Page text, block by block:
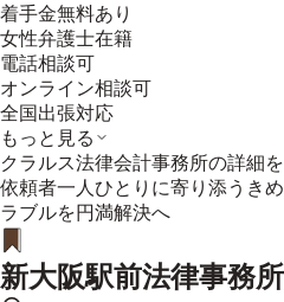
着手金無料あり
女性弁護士在籍
電話相談可
オンライン相談可
全国出張対応
もっと見る
クラルス法律会計事務所の詳細
依頼者一人ひとりに寄り添うき
ラブルを円満解決へ
新大阪駅前法律事務所